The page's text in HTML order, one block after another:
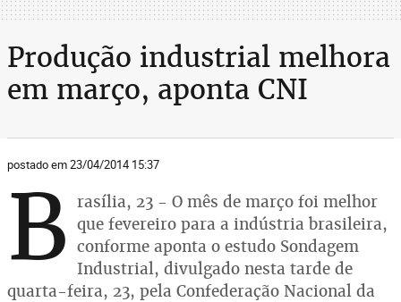
Produção industrial melhora
em março, aponta CNI
postado em 23/04/2014 15:37
B rasília, 23 - O mês de março foi melhor
que fevereiro para a indústria brasileira,
conforme aponta o estudo Sondagem
Industrial, divulgado nesta tarde de
quarta-feira, 23, pela Confederação Nacional da